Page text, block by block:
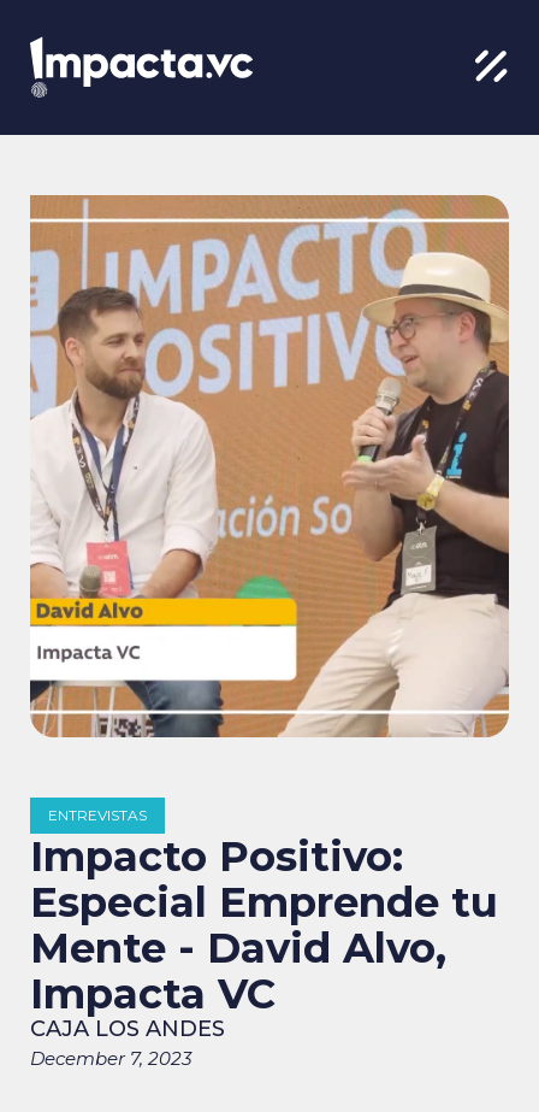
ENTREVISTAS
Impacto Positivo:
Especial Emprende tu
Mente - David Alvo,
Impacta VC
CAJA LOS ANDES
December 7, 2023